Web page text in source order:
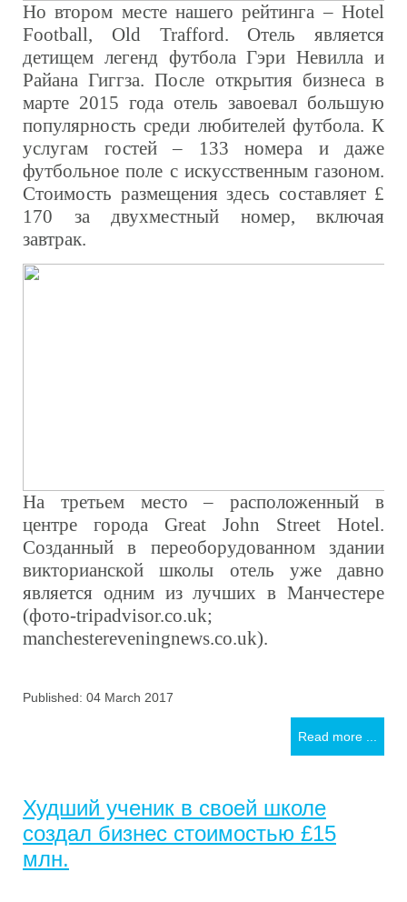
Но втором месте нашего рейтинга – Hotel
Football, Old Trafford. Отель является
детищем легенд футбола Гэри Невилла и
Райана Гиггза. После открытия бизнеса в
марте 2015 года отель завоевал большую
популярность среди любителей футбола. К
услугам гостей – 133 номера и даже
футбольное поле с искусственным газоном.
Стоимость размещения здесь составляет £
170 за двухместный номер, включая
завтрак.
На третьем место – расположенный в
центре города Great John Street Hotel.
Созданный в переоборудованном здании
викторианской школы отель уже давно
является одним из лучших в Манчестере
(фото-tripadvisor.co.uk;
manchestereveningnews.co.uk).
Published: 04 March 2017
Read more ...
Худший ученик в своей школе
создал бизнес стоимостью £15
млн.